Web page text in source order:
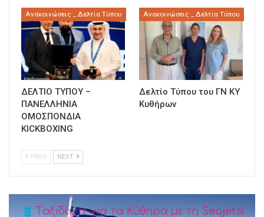
Ανακοινώσεις _ Δελτία Τύπου
ΔΕΛΤΙΟ ΤΥΠΟΥ –
ΠΑΝΕΛΛΗΝΙΑ
ΟΜΟΣΠΟΝΔΙΑ
KICKBOXING
Ανακοινώσεις _ Δελτία Τύπου
Δελτίο Τύπου του ΓΝ ΚΥ
Κυθήρων
PREV NEXT